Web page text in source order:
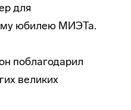
для
юбилею МИЭТа.
поблагодарил
великих